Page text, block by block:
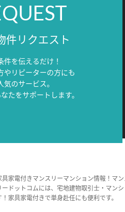
件リクエスト
件を伝えるだけ！
やリピーターの方にも
気のサービス。
たをサポートします。
家電付きマンスリーマンション情報！マ
ードットコムには、宅地建物取引士・マン
家具家電付きで単身赴任にも便利です。